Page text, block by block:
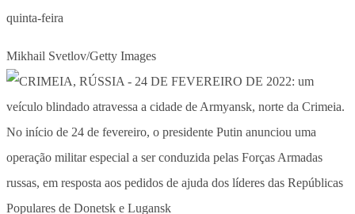
quinta-feira
Mikhail Svetlov/Getty Images